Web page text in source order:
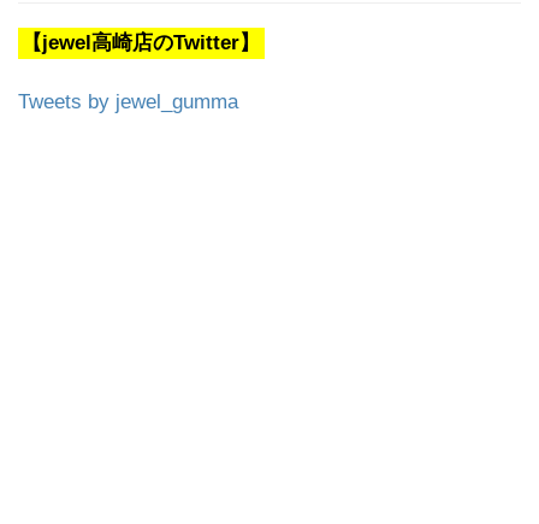
【jewel高崎店のTwitter】
Tweets by jewel_gumma